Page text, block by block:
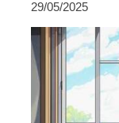
29/05/2025